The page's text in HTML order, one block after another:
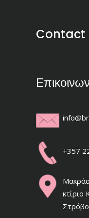
Contact
+357
κτίριο